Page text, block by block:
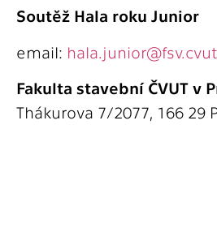
Soutěž Hala roku Junior
email:
Fakulta stavební ČVUT v
Thákurova 7/2077, 166 29